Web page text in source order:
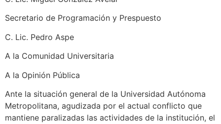
Secretario de Programación y Prespuesto
C. Lic. Pedro Aspe
A la Comunidad Universitaria
A la Opinión Pública
Ante la situación general de la Universidad Autónoma
Metropolitana, agudizada por el actual conflicto que
mantiene paralizadas las actividades de la institución, el